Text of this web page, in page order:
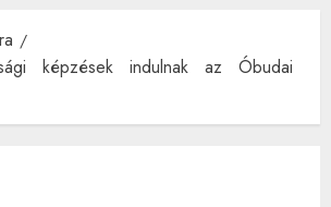
képzések indulnak az Óbudai